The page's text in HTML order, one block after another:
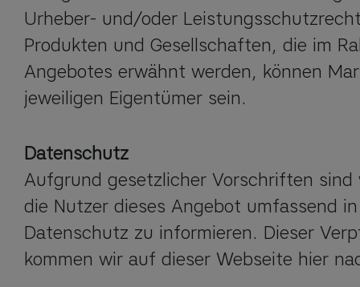
Urheber- und/oder
Produkten und Gesellschaften, die im
Angebotes erwähnt werden, können
jeweiligen Eigentümer sein.
Datenschutz
Aufgrund gesetzlicher Vorschriften
die Nutzer dieses Angebot umfassend
Datenschutz zu informieren. Dieser
kommen wir auf dieser Webseite hier